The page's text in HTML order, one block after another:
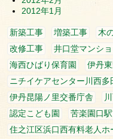
2012年1月
新築工事 増築工事 木
改修工事
井口堂マンシ
海西ひばり保育園
伊丹
ニチイケアセンター川西多
伊丹昆陽ノ里交番庁舎
認定こども園
苦楽園口
住之江区浜口西有料老人ホ